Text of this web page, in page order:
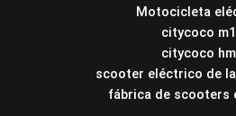
Motocicleta
citycoco
citycoco
scooter eléctrico de
fábrica de scooters